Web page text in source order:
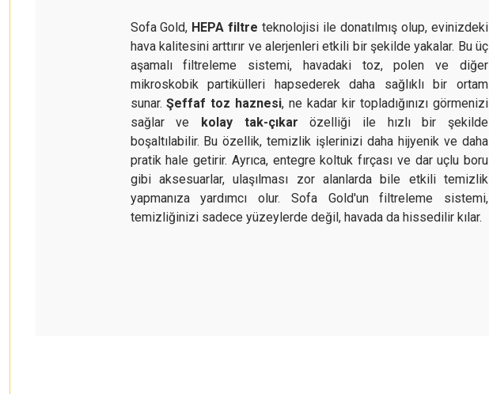
Sofa Gold, HEPA filtre teknolojisi ile donatılmış olup, evinizdeki
hava kalitesini arttırır ve alerjenleri etkili bir şekilde yakalar. Bu üç
aşamalı filtreleme sistemi, havadaki toz, polen ve diğer
mikroskobik partikülleri hapsederek daha sağlıklı bir ortam
sunar.Şeffaf toz haznesi, ne kadar kir topladığınızı görmenizi
sağlar ve
kolay tak-çıkar özelliği ile hızlı bir şekilde
boşaltılabilir. Bu özellik, temizlik işlerinizi daha hijyenik ve daha
pratik hale getirir. Ayrıca, entegre koltuk fırçası ve dar uçlu boru
gibi aksesuarlar, ulaşılması zor alanlarda bile etkili temizlik
yapmanıza yardımcı olur. Sofa Gold'un filtreleme sistemi,
temizliğinizi sadece yüzeylerde değil, havada da hissedilir kılar.